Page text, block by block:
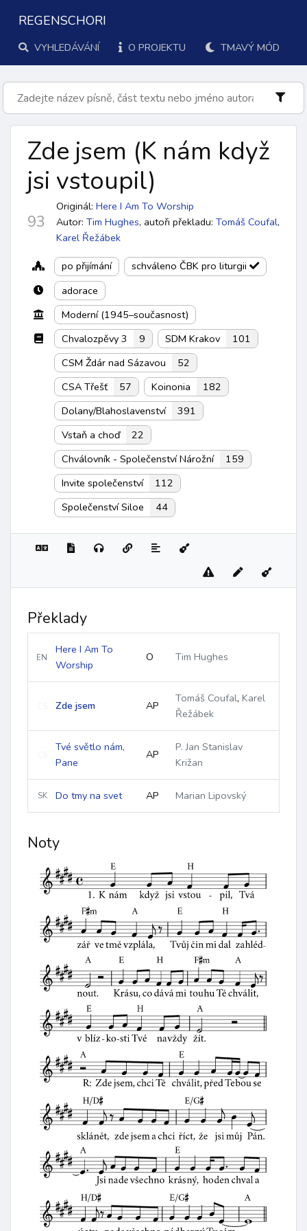
REGENSCHORI
VYHLEDÁVÁNÍ O PROJEKTU TMAVÝ MÓD
Zde jsem (K nám když
jsi vstoupil)
93
Originál: Here I Am To Worship
Autor: Tim Hughes, autoři překladu: Tomáš Coufal,
Karel Řežábek
po přijímání
schváleno ČBK pro liturgii
adorace
Moderní (1945–současnost)
Chvalozpěvy 3
9 SDM Krakov
101
CSM Ždár nad Sázavou
52
CSA Třešť
57 Koinonia
182
Dolany/Blahoslavenství
391
Vstaň a choď
22
Chválovník - Společenství Nárožní
159
Invite společenství
112
Společenství Siloe
44
Překlady
EN
Here I Am To
Worship
O Tim Hughes
Zde jsem AP
Tomáš Coufal, Karel
Řežábek
Tvé světlo nám,
Pane
AP
P. Jan Stanislav
Križan
SK Do tmy na svet AP Marian Lipovský
Noty